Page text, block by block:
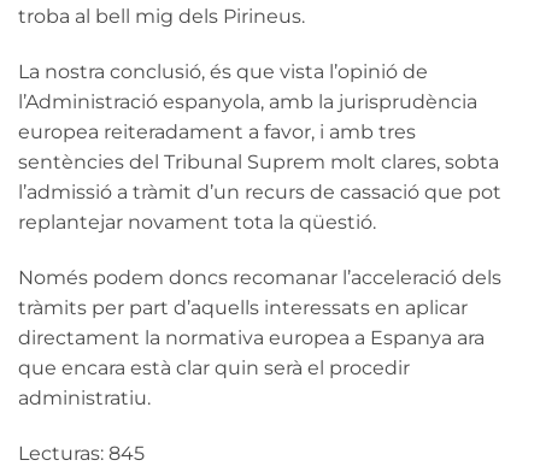
troba al bell mig dels Pirineus.
La nostra conclusió, és que vista l’opinió de
l’Administració espanyola, amb la jurisprudència
europea reiteradament a favor, i amb tres
sentències del Tribunal Suprem molt clares, sobta
l’admissió a tràmit d’un recurs de cassació que pot
replantejar novament tota la qüestió.
Només podem doncs recomanar l’acceleració dels
tràmits per part d’aquells interessats en aplicar
directament la normativa europea a Espanya ara
que encara està clar quin serà el procedir
administratiu.
Lecturas: 845